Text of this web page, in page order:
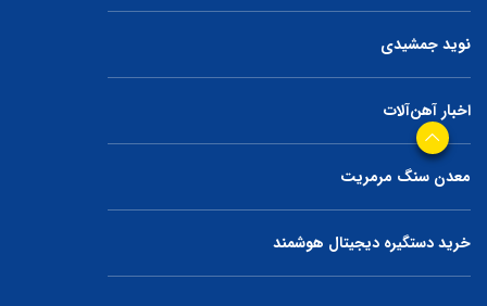
نوید جمشیدی
اخبار آهن‌آلات
معدن سنگ مرمریت
خرید دستگیره دیجیتال هوشمند